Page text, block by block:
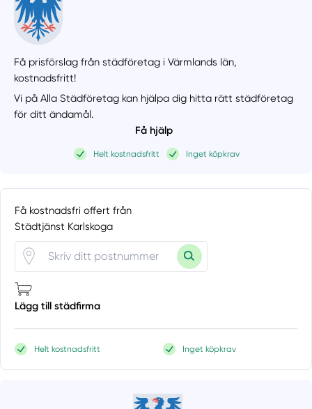
Få prisförslag från städföretag i Värmlands län,
kostnadsfritt!
Vi på Alla Städföretag kan hjälpa dig hitta rätt städföretag
för ditt ändamål.
Få hjälp
Helt kostnadsfritt Inget köpkrav
Få kostnadsfri offert från
Städtjänst Karlskoga
Lägg till städfirma
Helt kostnadsfritt Inget köpkrav